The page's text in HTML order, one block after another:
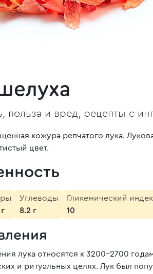
польза и вред, рецепты с
кожура репчатого лука.
цвет.
Углеводы
8.2 г
Гликемический
10
лука относятся к 3200-2700
и ритуальных целях. Лук был